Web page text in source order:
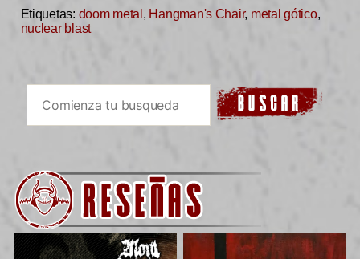
Etiquetas: doom metal , Hangman's Chair, metal gótico,
nuclear blast